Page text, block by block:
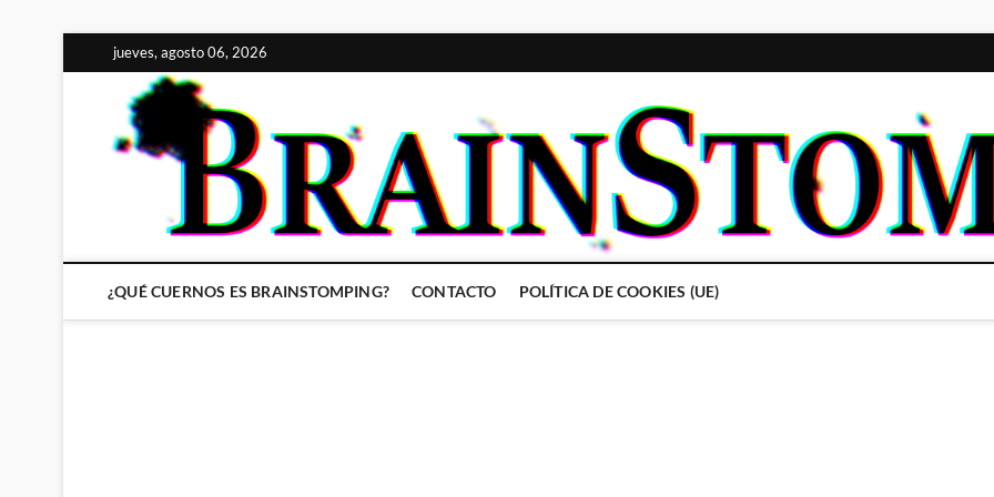
al
contenido
jueves, agosto 06, 2026
¿QUÉ CUERNOS ES BRAINSTOMPING? CONTACTO POLÍTICA DE COOKIES (UE)